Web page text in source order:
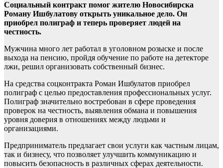
Социальный контракт помог жителю Новосибирска
Роману Ишбулатову открыть уникальное дело. Он
приобрел полиграф и теперь проверяет людей на
честность.
Мужчина много лет работал в уголовном розыске и после
выхода на пенсию, пройдя обучение по работе на детекторе
лжи, решил организовать собственный бизнес.
На средства соцконтракта Роман Ишбулатов приобрел
полиграф с целью предоставления профессиональных услуг.
Полиграф значительно востребован в сфере проведения
проверок на честность, выявления обмана и повышения
уровня доверия в отношениях между людьми и
организациями.
Предприниматель предлагает свои услуги как частным лицам,
так и бизнесу, что позволяет улучшить коммуникацию и
повысить безопасность в различных сферах деятельности.